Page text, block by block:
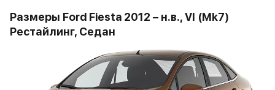
Размеры Ford Fiesta 2012 – н.в., VI (Mk7)
Рестайлинг, Седан